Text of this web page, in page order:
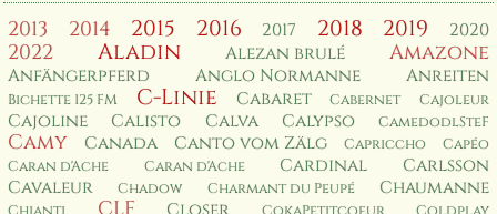
2013 2014 2015 2016 2017 2018 2019 2020
2022 Aladin Alezan brulé Amazone
Anfängerpferd Anglo Normanne Anreiten
Bichette 125 FM C-Linie Cabaret Cabernet Cajoleur
Cajoline Calisto Calva Calypso CamedodlSteF
Camy Canada Canto vom Zälg Capriccho
Capéo
Caran d'Ache
Caran d'Ache Cardinal
Carlsson
Cavaleur
Chadow Charmant du Peupé Chaumanne